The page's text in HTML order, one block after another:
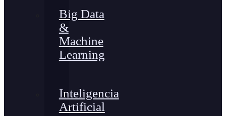
Big Data
&
Machine
Learning
Inteligencia
Artificial